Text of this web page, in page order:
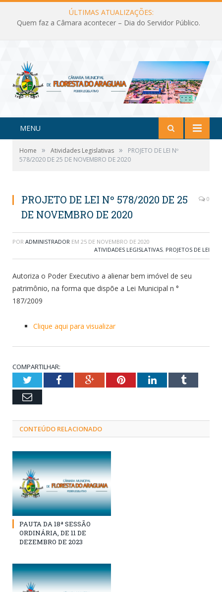
ÚLTIMAS ATUALIZAÇÕES:
Quem faz a Câmara acontecer – Dia do Servidor Público.
MENU
Home » Atividades Legislativas »
PROJETO DE LEI Nº
578/2020 DE 25 DE NOVEMBRO DE 2020
PROJETO DE LEI Nº 578/2020 DE 25
DE NOVEMBRO DE 2020
0
POR ADMINISTRADOR EM 25 DE NOVEMBRO DE 2020
ATIVIDADES LEGISLATIVAS, PROJETOS DE LEI
Autoriza o Poder Executivo a alienar bem imóvel de seu
patrimônio, na forma que dispõe a Lei Municipal n °
187/2009
Clique aqui para visualizar
COMPARTILHAR:
TwitterFacebookGoogle+PinterestLinkedInTumblr
Email
CONTEÚDO RELACIONADO
PAUTA DA 18ª SESSÃO
ORDINÁRIA, DE 11 DE
DEZEMBRO DE 2023